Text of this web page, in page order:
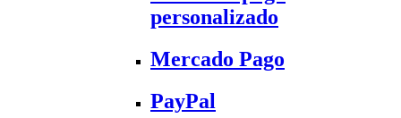
personalizado
Mercado Pago
PayPal